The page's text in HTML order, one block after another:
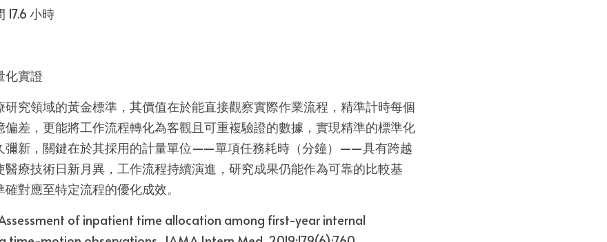
小時
化實證
究領域的黃金標準，其價值在於能直接觀察實際作業流程，精準計時每個
差，更能將工作流程轉化為客觀且可重複驗證的數據，實現精準的標準化
彌新，關鍵在於其採用的計量單位——單項任務耗時（分鐘）——具有跨越
療技術日新月異，工作流程持續演進，研究成果仍能作為可靠的比較基
對應至特定流程的優化成效。
Assessment of inpatient time allocation among first-year internal